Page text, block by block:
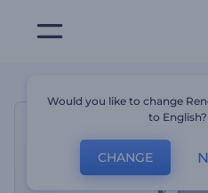
Would you like to change
to English?
CHANGE